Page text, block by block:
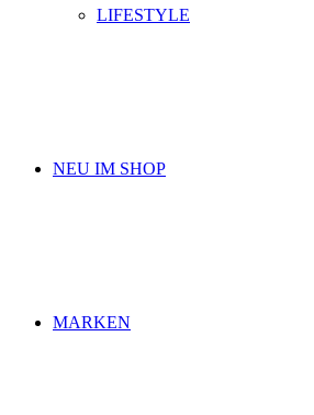
LIFESTYLE
NEU IM SHOP
MARKEN